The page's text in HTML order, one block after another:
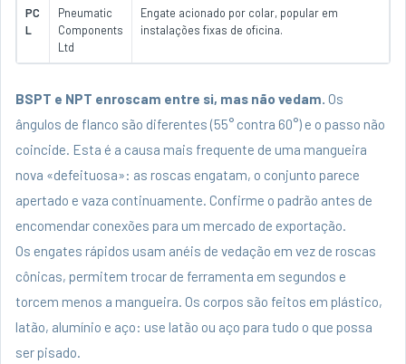
PC
L
Pneumatic
Components
Ltd
Engate acionado por colar, popular em
instalações fixas de oficina.
BSPT e NPT enroscam entre si, mas não vedam. Os
ângulos de flanco são diferentes (55° contra 60°) e o passo não
coincide. Esta é a causa mais frequente de uma mangueira
nova «defeituosa»: as roscas engatam, o conjunto parece
apertado e vaza continuamente. Confirme o padrão antes de
encomendar conexões para um mercado de exportação.
Os engates rápidos usam anéis de vedação em vez de roscas
cônicas, permitem trocar de ferramenta em segundos e
torcem menos a mangueira. Os corpos são feitos em plástico,
latão, alumínio e aço: use latão ou aço para tudo o que possa
ser pisado.